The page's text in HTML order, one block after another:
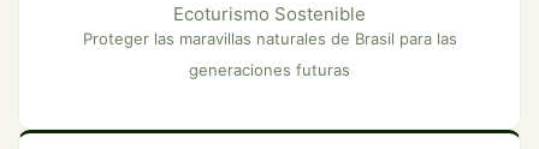
Ecoturismo Sostenible
Proteger las maravillas naturales de Brasil para las
generaciones futuras